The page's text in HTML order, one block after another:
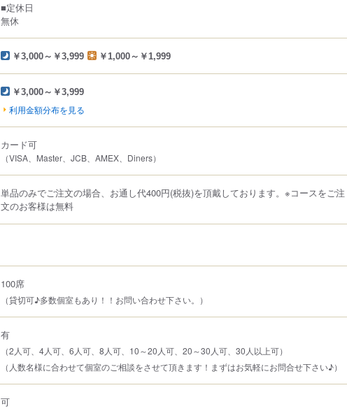
■定休日
無休
￥3,000～￥3,999 ￥1,000～￥1,999
￥3,000～￥3,999
利用金額分布を見る
カード可
（VISA、Master、JCB、AMEX、Diners）
単品のみでご注文の場合、お通し代400円(税抜)を頂戴しております。※コースをご注
文のお客様は無料
100席
（貸切可♪多数個室もあり！！お問い合わせ下さい。）
有
（2人可、4人可、6人可、8人可、10～20人可、20～30人可、30人以上可）
（人数名様に合わせて個室のご相談をさせて頂きます！まずはお気軽にお問合せ下さい♪）
可